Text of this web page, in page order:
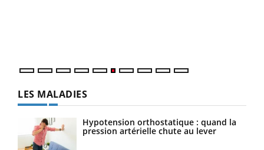
LES MALADIES
Hypotension orthostatique : quand la
pression artérielle chute au lever